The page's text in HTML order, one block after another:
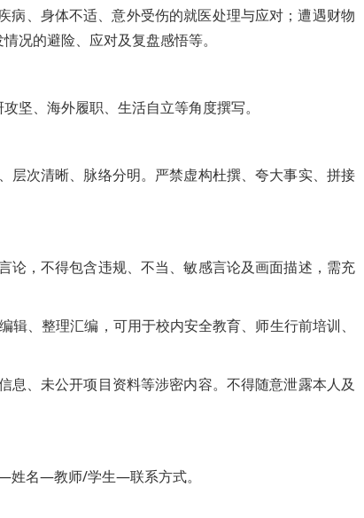
、身体不适、意外受伤的就医处理与应对；遭遇财物
况的避险、应对及复盘感悟等。
坚、海外履职、生活自立等角度撰写。
层次清晰、脉络分明。严禁虚构杜撰、夸大事实、拼接
论，不得包含违规、不当、敏感言论及画面描述，需充
、整理汇编，可用于校内安全教育、师生行前培训、
、未公开项目资料等涉密内容。不得随意泄露本人及
姓名—教师/学生—联系方式。